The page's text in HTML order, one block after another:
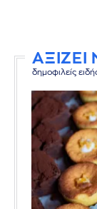
δημοφιλείς